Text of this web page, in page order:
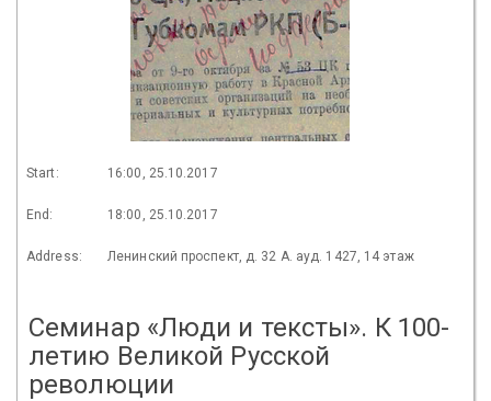
Start: 16:00, 25.10.2017
End: 18:00, 25.10.2017
Address: Ленинский проспект, д. 32 А. ауд. 1427, 14 этаж
Семинар «Люди и тексты». К 100-
летию Великой Русской
революции